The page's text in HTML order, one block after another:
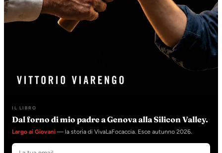
IL LIBRO
Dal forno di mio padre a Genova alla Silicon Valley.
Largo ai Giovani — la storia di VivaLaFocaccia. Esce autunno 2026.